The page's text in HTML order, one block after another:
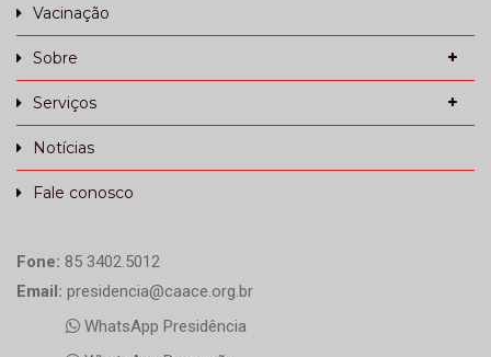
Vacinação
Sobre
Serviços
Notícias
Fale conosco
Fone: 85 3402.5012
Email: presidencia@caace.org.br
WhatsApp Presidência